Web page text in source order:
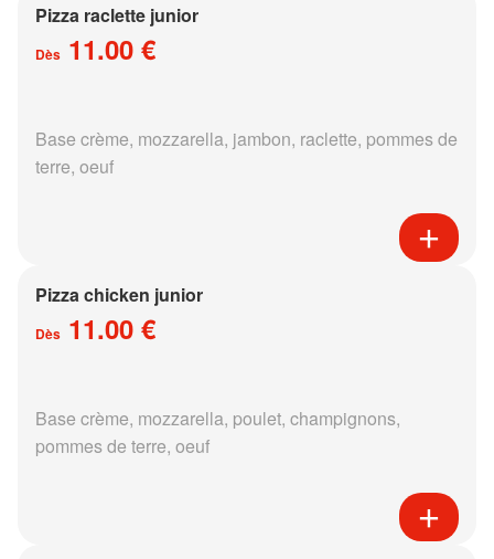
Pizza raclette junior
Dès 11.00 €
Base crème, mozzarella, jambon, raclette, pommes de
terre, oeuf
Pizza chicken junior
Dès 11.00 €
Base crème, mozzarella, poulet, champignons,
pommes de terre, oeuf